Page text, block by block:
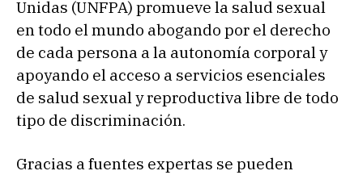
Unidas (UNFPA) promueve la salud sexual
en todo el mundo abogando por el derecho
de cada persona a la autonomía corporal y
apoyando el acceso a servicios esenciales
de salud sexual y reproductiva libre de todo
tipo de discriminación.
Gracias a fuentes expertas se pueden